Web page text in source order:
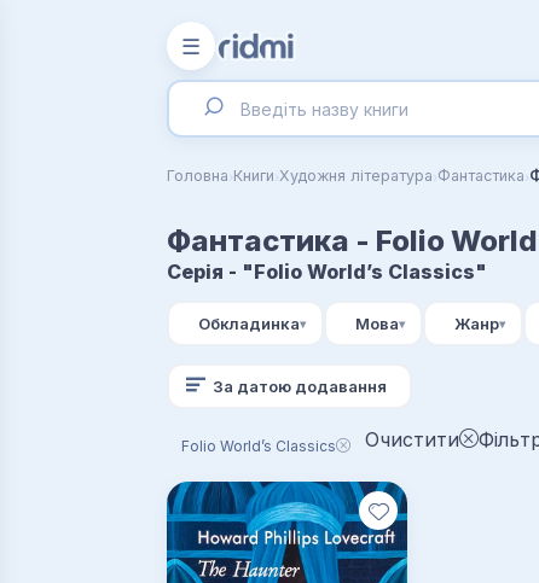
☰
Головна›Книги›Художня література›Фантастика›
Фантастика - Folio
Серія - "Folio World’s Classics"
Обкладинка Мова Жанр
За датою додавання
Folio World’s Classics Очистити